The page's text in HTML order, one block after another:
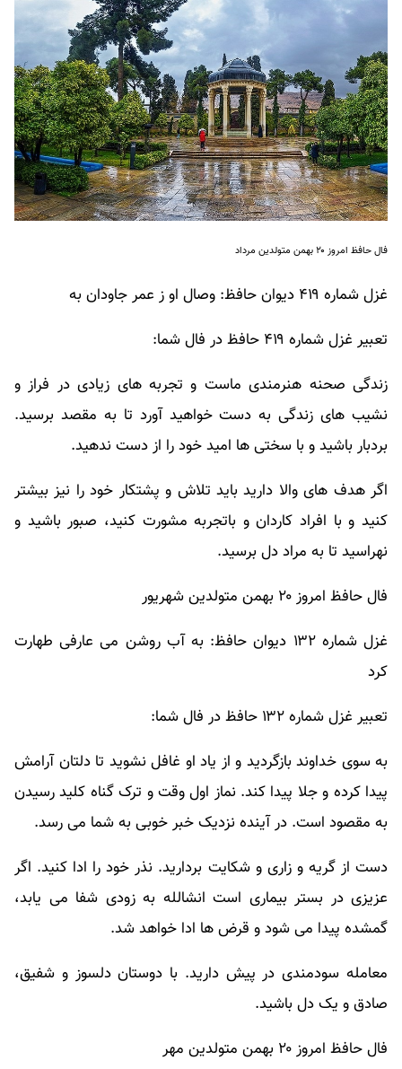
فال حافظ امروز ۲۰ بهمن متولدین مرداد
غزل شماره ۴۱۹ دیوان حافظ: وصال او ز عمر جاودان به
تعبیر غزل شماره ۴۱۹ حافظ در فال شما:
زندگی صحنه هنرمندی ماست و تجربه های زیادی در فراز و
نشیب های زندگی به دست خواهید آورد تا به مقصد برسید.
بردبار باشید و با سختی ها امید خود را از دست ندهید.
اگر هدف های والا دارید باید تلاش و پشتکار خود را نیز بیشتر
کنید و با افراد کاردان و باتجربه مشورت کنید، صبور باشید و
نهراسید تا به مراد دل برسید.
فال حافظ امروز ۲۰ بهمن متولدین شهریور
غزل شماره ۱۳۲ دیوان حافظ: به آب روشن می عارفی طهارت
کرد
تعبیر غزل شماره ۱۳۲ حافظ در فال شما:
به سوی خداوند بازگردید و از یاد او غافل نشوید تا دلتان آرامش
پیدا کرده و جلا پیدا کند. نماز اول وقت و ترک گناه کلید رسیدن
به مقصود است. در آینده نزدیک خبر خوبی به شما می رسد.
دست از گریه و زاری و شکایت بردارید. نذر خود را ادا کنید. اگر
عزیزی در بستر بیماری است انشالله به زودی شفا می یابد،
گمشده پیدا می شود و قرض ها ادا خواهد شد.
معامله سودمندی در پیش دارید. با دوستان دلسوز و شفیق،
صادق و یک دل باشید.
فال حافظ امروز ۲۰ بهمن متولدین مهر